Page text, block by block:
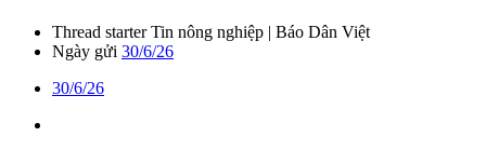
Thread starter Tin nông nghiệp | Báo Dân Việt
Ngày gửi 30/6/26
30/6/26